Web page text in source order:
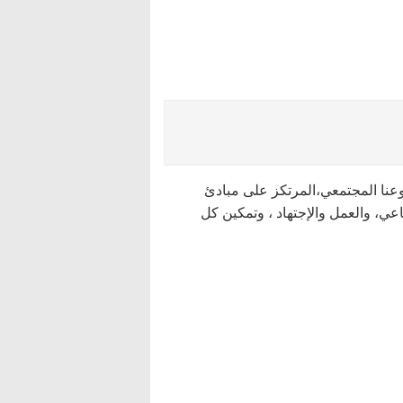
المجتمعي،المرتكز على مبادئ
والعمل والإجتهاد ، وتمكين كل